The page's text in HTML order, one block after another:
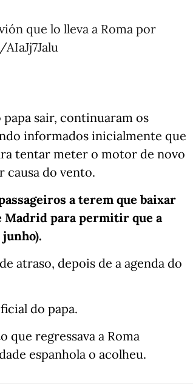
que lo lleva a Roma por
sair, continuaram os
informados inicialmente que
tentar meter o motor de novo
causa do vento.
a terem que baixar
Madrid para permitir que a
atraso, depois de a agenda do
do papa.
que regressava a Roma
espanhola o acolheu.